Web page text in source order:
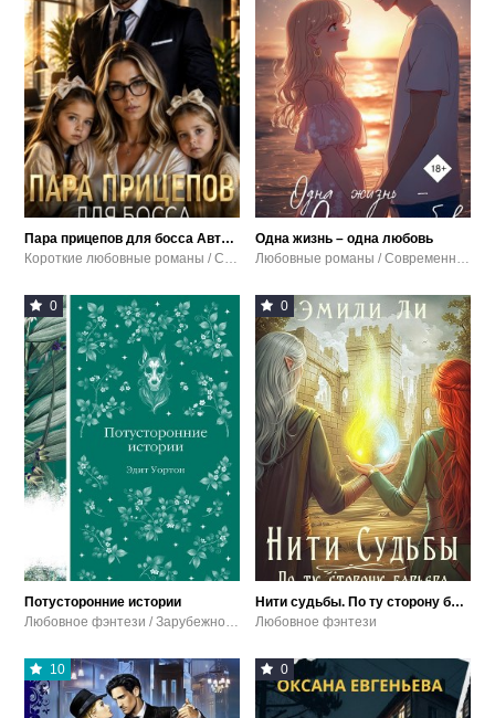
Пара прицепов для босса Автор: Зорич Злата
Короткие любовные романы / Самиздат
Одна жизнь – одна любовь
Любовные романы / Современный любовный роман
0
Потусторонние истории
Любовное фэнтези / Зарубежное фэнтези / Ужасы / мистика
0
Нити судьбы. По ту сторону барьера
Любовное фэнтези
10 0